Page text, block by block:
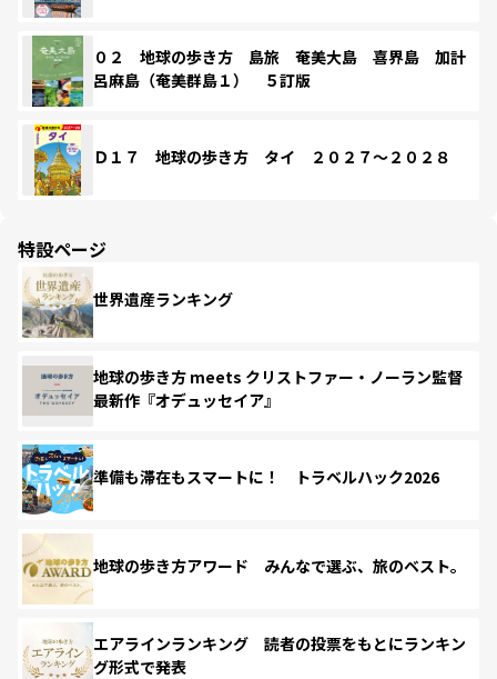
０２ 地球の歩き方 島旅 奄美大島 喜界島 加計
呂麻島（奄美群島１） ５訂版
Ｄ１７ 地球の歩き方 タイ ２０２７～２０２８
特設ページ
世界遺産ランキング
地球の歩き方 meets クリストファー・ノーラン監督
最新作『オデュッセイア』
準備も滞在もスマートに！ トラベルハック2026
地球の歩き方アワード みんなで選ぶ、旅のベスト。
エアラインランキング 読者の投票をもとにランキン
グ形式で発表